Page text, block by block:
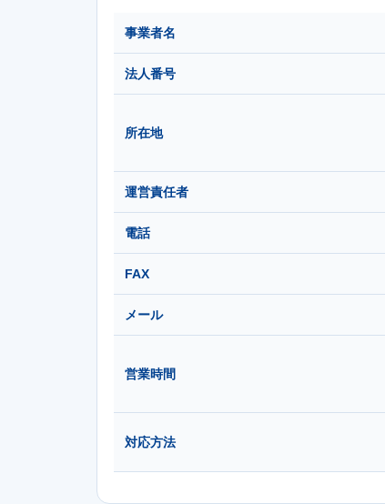
事業者名
法人番号
所在地
運営責任者
電話
FAX
メール
営業時間
対応方法